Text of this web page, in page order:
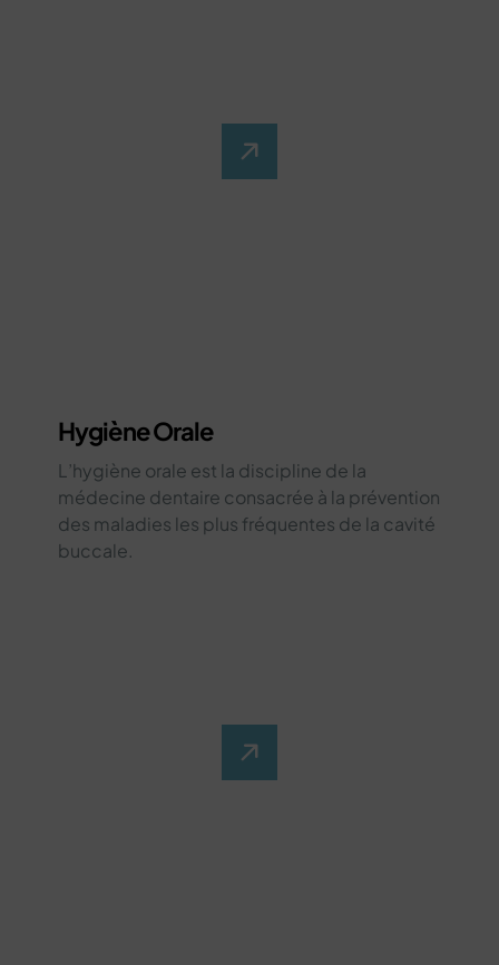
Hygiène Orale
L’hygiène orale est la discipline de la
médecine dentaire consacrée à la prévention
des maladies les plus fréquentes de la cavité
buccale.